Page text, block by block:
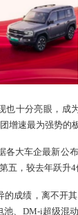
也十分亮眼，成
增速最为强势的
各大车企最新公
五，较去年跃升
的成绩，离不开
池、DM-i超级混